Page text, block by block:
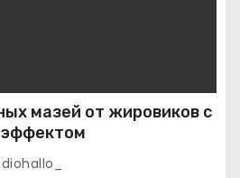
мазей от жировиков с